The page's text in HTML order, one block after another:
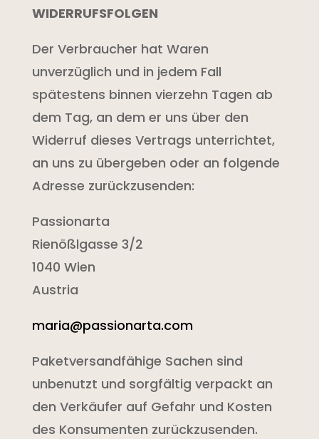
WIDERRUFSFOLGEN
Der Verbraucher hat Waren
unverzüglich und in jedem Fall
spätestens binnen vierzehn Tagen ab
dem Tag, an dem er uns über den
Widerruf dieses Vertrags unterrichtet,
an uns zu übergeben oder an folgende
Adresse zurückzusenden:
Passionarta
Rienößlgasse 3/2
1040 Wien
Austria
maria@passionarta.com
Paketversandfähige Sachen sind
unbenutzt und sorgfältig verpackt an
den Verkäufer auf Gefahr und Kosten
des Konsumenten zurückzusenden.